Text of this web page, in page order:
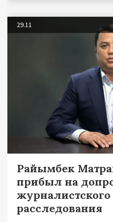
29.11
Райымбек
прибыл на
журналистского
расследования